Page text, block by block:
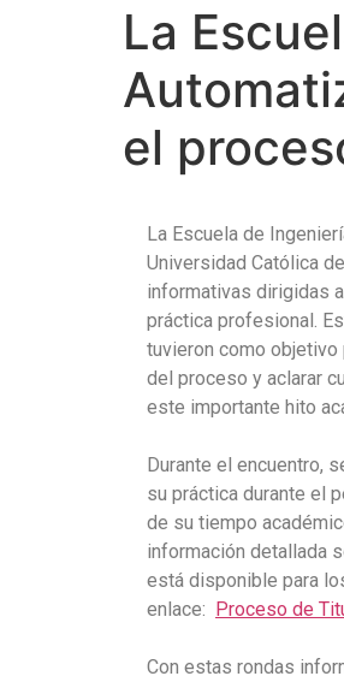
La
el
La Escuela de
Universidad Católica
informativas dirigidas
práctica profesional.
tuvieron como
del proceso y aclarar
este importante hito
Durante el encuentro,
su práctica durante el
de su tiempo
información detallada
está disponible para
enlace: Proceso de
Con estas rondas